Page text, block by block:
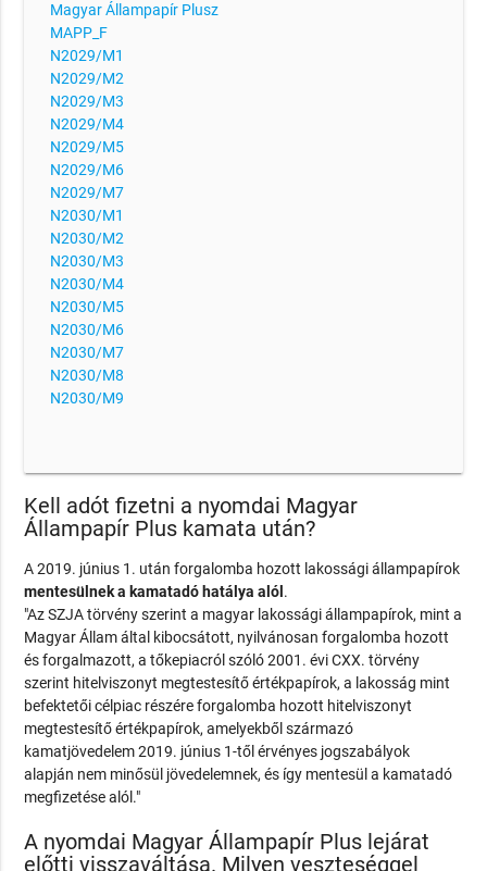
Magyar Állampapír Plusz
MAPP_F
N2029/M1
N2029/M2
N2029/M3
N2029/M4
N2029/M5
N2029/M6
N2029/M7
N2030/M1
N2030/M2
N2030/M3
N2030/M4
N2030/M5
N2030/M6
N2030/M7
N2030/M8
N2030/M9
Kell adót fizetni a nyomdai Magyar
Állampapír Plus kamata után?
A 2019. június 1. után forgalomba hozott lakossági állampapírok
mentesülnek a kamatadó hatálya alól .
"Az SZJA törvény szerint a magyar lakossági állampapírok, mint a
Magyar Állam által kibocsátott, nyilvánosan forgalomba hozott
és forgalmazott, a tőkepiacról szóló 2001. évi CXX. törvény
szerint hitelviszonyt megtestesítő értékpapírok, a lakosság mint
befektetői célpiac részére forgalomba hozott hitelviszonyt
megtestesítő értékpapírok, amelyekből származó
kamatjövedelem 2019. június 1-től érvényes jogszabályok
alapján nem minősül jövedelemnek, és így mentesül a kamatadó
megfizetése alól."
A nyomdai Magyar Állampapír Plus lejárat
előtti visszaváltása. Milyen veszteséggel